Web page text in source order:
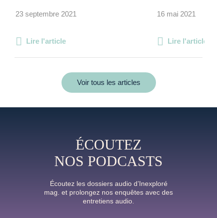
23 septembre 2021
Lire l'article
16 mai 2021
Lire l'article
Voir tous les articles
ÉCOUTEZ
NOS PODCASTS
Écoutez les dossiers audio d’Inexploré
mag. et prolongez nos enquêtes avec des
entretiens audio.